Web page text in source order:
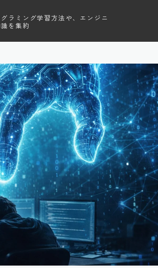
ラミング学習方法や、エンジニ
を集約